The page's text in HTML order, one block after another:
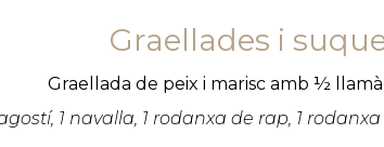
Graellades i
Graellada de peix i marisc amb ½
1 navalla, 1 rodanxa de rap, 1